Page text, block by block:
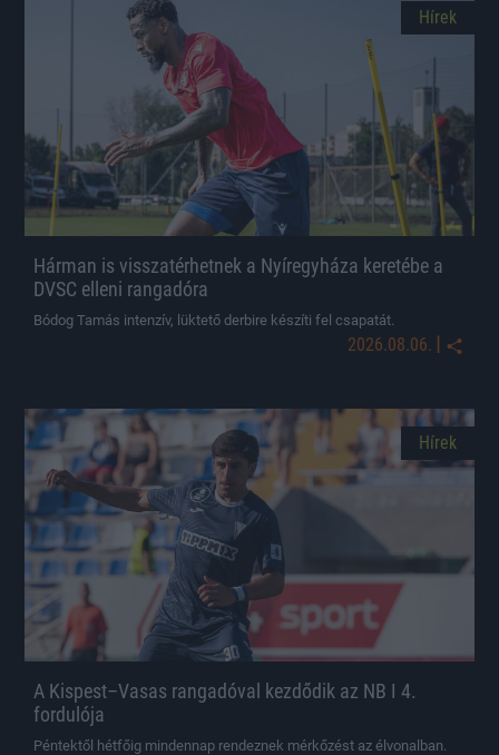
Hírek
Hárman is visszatérhetnek a Nyíregyháza keretébe a
DVSC elleni rangadóra
Bódog Tamás intenzív, lüktető derbire készíti fel csapatát.
2026.08.06. |
Hírek
A Kispest–Vasas rangadóval kezdődik az NB I 4.
fordulója
Péntektől hétfőig mindennap rendeznek mérkőzést az élvonalban.